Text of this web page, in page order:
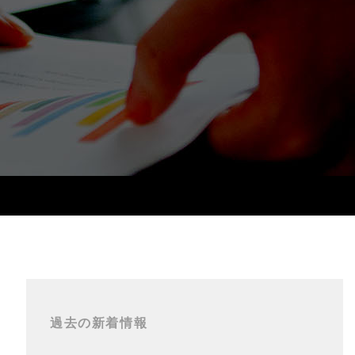
過去の新着情報